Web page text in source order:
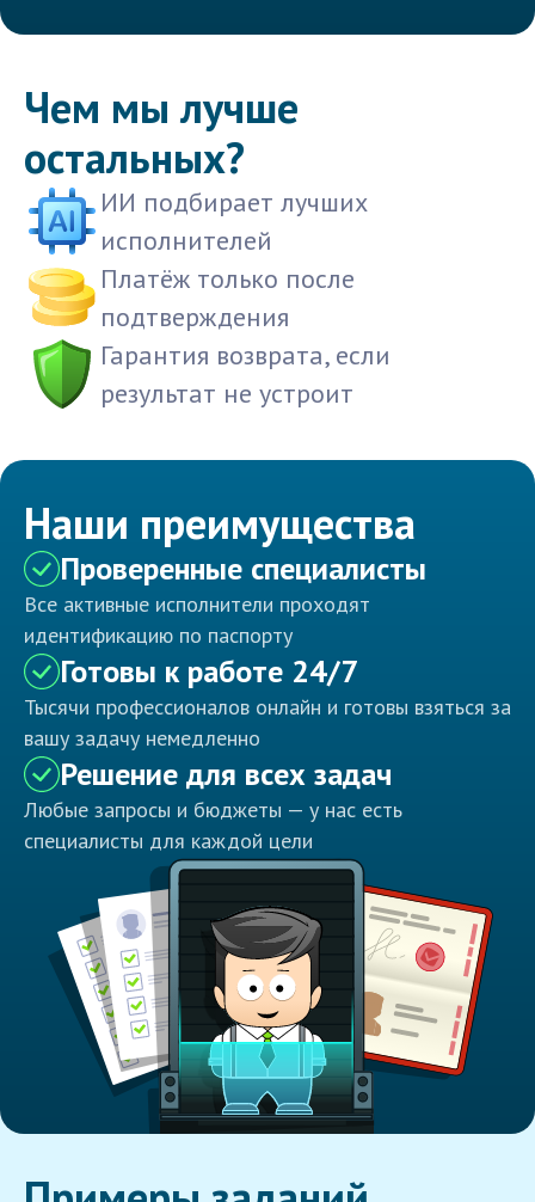
Чем мы лучше
остальных?
ИИ подбирает лучших
исполнителей
Платёж только после
подтверждения
Гарантия возврата, если
результат не устроит
Наши преимущества
Проверенные специалисты
Все активные исполнители проходят
идентификацию по паспорту
Готовы к работе 24/7
Тысячи профессионалов онлайн и готовы взяться за
вашу задачу немедленно
Решение для всех задач
Любые запросы и бюджеты — у нас есть
специалисты для каждой цели